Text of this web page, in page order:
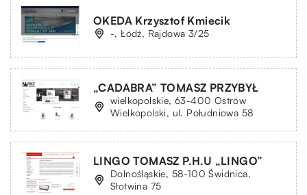
OKEDA Krzysztof Kmiecik
-, Łódź, Rajdowa 3/25
„CADABRA” TOMASZ PRZYBYŁ
wielkopolskie, 63-400 Ostrów
Wielkopolski, ul. Południowa 58
LINGO TOMASZ P.H.U „LINGO”
Dolnośląskie, 58-100 Świdnica,
Słotwina 75